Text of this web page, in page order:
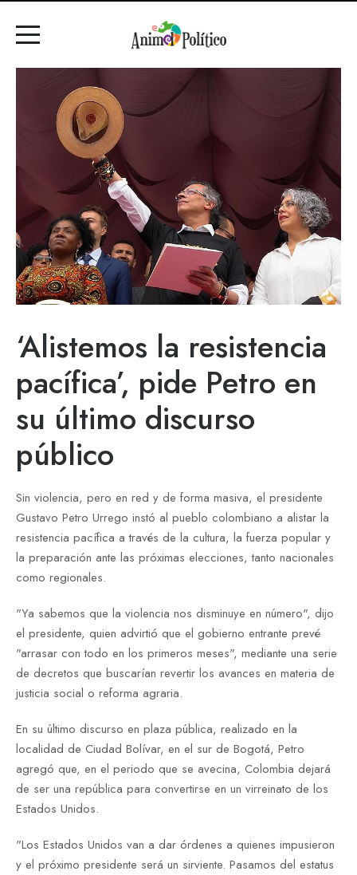
‘Alistemos la resistencia
pacífica’, pide Petro en
su último discurso
público
Sin violencia, pero en red y de forma masiva, el presidente
Gustavo Petro Urrego instó al pueblo colombiano a alistar la
resistencia pacífica a través de la cultura, la fuerza popular y
la preparación ante las próximas elecciones, tanto nacionales
como regionales.
"Ya sabemos que la violencia nos disminuye en número", dijo
el presidente, quien advirtió que el gobierno entrante prevé
"arrasar con todo en los primeros meses", mediante una serie
de decretos que buscarían revertir los avances en materia de
justicia social o reforma agraria.
En su último discurso en plaza pública, realizado en la
localidad de Ciudad Bolívar, en el sur de Bogotá, Petro
agregó que, en el periodo que se avecina, Colombia dejará
de ser una república para convertirse en un virreinato de los
Estados Unidos.
"Los Estados Unidos van a dar órdenes a quienes impusieron
y el próximo presidente será un sirviente. Pasamos del estatus